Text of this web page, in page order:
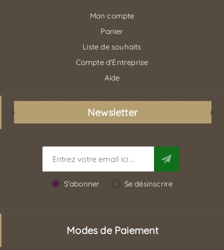
Mon compte
Panier
Liste de souhaits
Compte d'Entreprise
Aide
Newsletter
S'abonner Se désinscrire
Modes de Paiement